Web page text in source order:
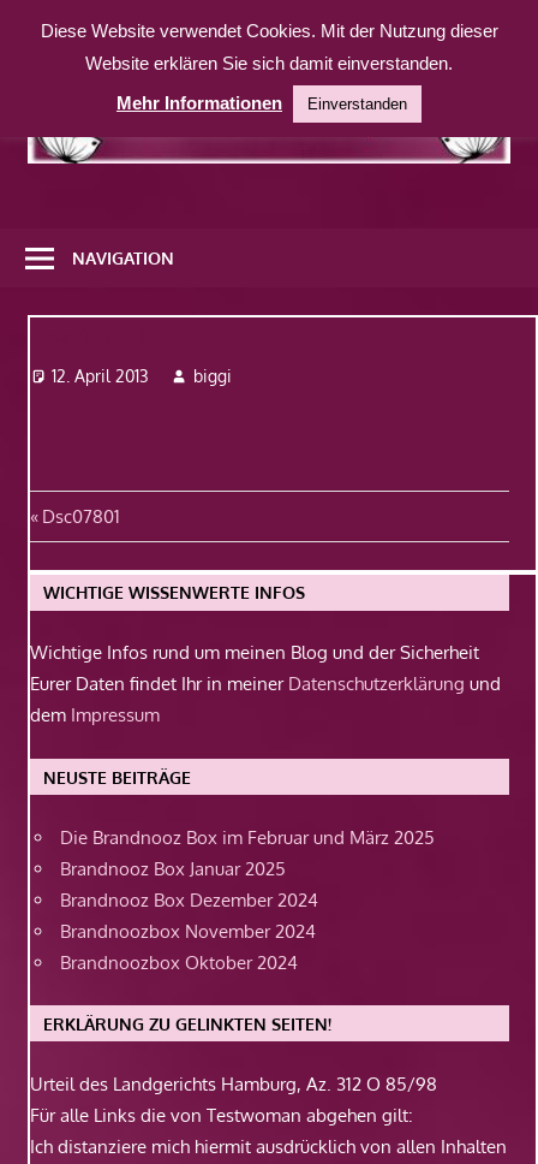
Inhalt
weitere
Website
NAVIGATION
12. April 2013 biggi
Beitragsnavigation
Vorheriger
Beitrag:
Dsc07801
WICHTIGE WISSENWERTE INFOS
Wichtige Infos rund um meinen Blog und der Sicherheit
Eurer Daten findet Ihr in meiner Datenschutzerklärung und
dem Impressum
NEUSTE BEITRÄGE
Die Brandnooz Box im Februar und März 2025
Brandnooz Box Januar 2025
Brandnooz Box Dezember 2024
Brandnoozbox November 2024
Brandnoozbox Oktober 2024
ERKLÄRUNG ZU GELINKTEN SEITEN!
Urteil des Landgerichts Hamburg, Az. 312 O 85/98
Für alle Links die von Testwoman abgehen gilt:
Ich distanziere mich hiermit ausdrücklich von allen Inhalten
Diese Website verwendet Cookies. Mit der Nutzung dieser
Website erklären Sie sich damit einverstanden.
Mehr Informationen
Einverstanden